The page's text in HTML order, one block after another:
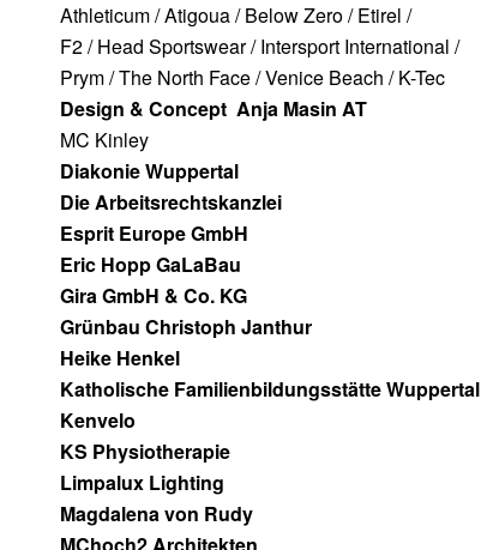
Athleticum / Atigoua / Below Zero / Etirel /
F2 / Head Sportswear / Intersport International /
Prym / The North Face / Venice Beach / K-Tec
Design & Concept Anja Masin AT
MC Kinley
Diakonie Wuppertal
Die Arbeitsrechtskanzlei
Esprit Europe GmbH
Eric Hopp GaLaBau
Gira GmbH & Co. KG
Grünbau Christoph Janthur
Heike Henkel
Katholische Familienbildungsstätte Wuppertal
Kenvelo
KS Physiotherapie
Limpalux Lighting
Magdalena von Rudy